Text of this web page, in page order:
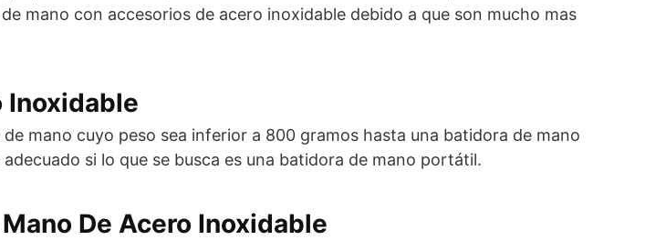
mano con accesorios de acero inoxidable debido a que son mucho mas
Inoxidable
mano cuyo peso sea inferior a 800 gramos hasta una batidora de mano
si lo que se busca es una batidora de mano portátil.
De Acero Inoxidable